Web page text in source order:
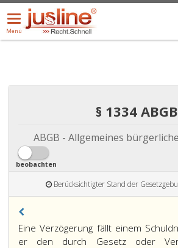
Menü
öffnen/schließen
Menü
ALLE DROPDOWN: GEWÄHLTER
§ 1334 ABGB
ABGB - Allgemeines
beobachten
Berücksichtigter Stand der
Paragraph
1334,
Eine Verzögerung fällt einem
er den durch Gesetz oder